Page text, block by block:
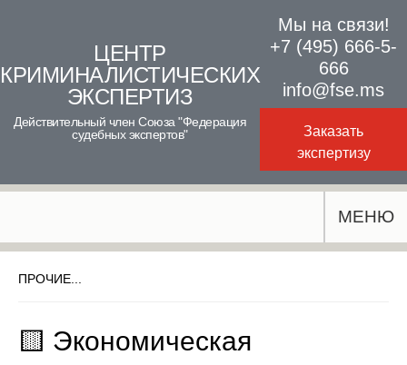
content
ЦЕНТР
КРИМИНАЛИСТИЧЕСКИХ
ЭКСПЕРТИЗ
Действительный член Союза "Федерация
судебных экспертов"
Мы на связи!
+7 (495) 666-5-
666
info@fse.ms
Заказать
экспертизу
МЕНЮ
ПРОЧИЕ...
🟨 Экономическая